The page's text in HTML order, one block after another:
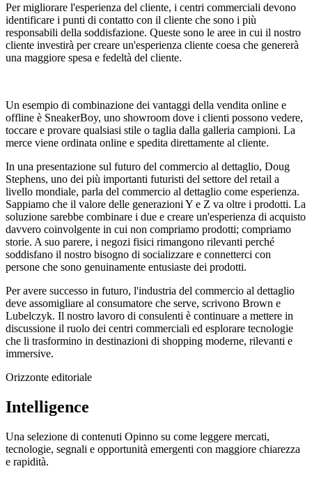
Per migliorare l'esperienza del cliente, i centri commerciali devono
identificare i punti di contatto con il cliente che sono i più
responsabili della soddisfazione. Queste sono le aree in cui il nostro
cliente investirà per creare un'esperienza cliente coesa che genererà
una maggiore spesa e fedeltà del cliente.
Un esempio di combinazione dei vantaggi della vendita online e
offline è SneakerBoy, uno showroom dove i clienti possono vedere,
toccare e provare qualsiasi stile o taglia dalla galleria campioni. La
merce viene ordinata online e spedita direttamente al cliente.
In una presentazione sul futuro del commercio al dettaglio, Doug
Stephens, uno dei più importanti futuristi del settore del retail a
livello mondiale, parla del commercio al dettaglio come esperienza.
Sappiamo che il valore delle generazioni Y e Z va oltre i prodotti. La
soluzione sarebbe combinare i due e creare un'esperienza di acquisto
davvero coinvolgente in cui non compriamo prodotti; compriamo
storie. A suo parere, i negozi fisici rimangono rilevanti perché
soddisfano il nostro bisogno di socializzare e connetterci con
persone che sono genuinamente entusiaste dei prodotti.
Per avere successo in futuro, l'industria del commercio al dettaglio
deve assomigliare al consumatore che serve, scrivono Brown e
Lubelczyk. Il nostro lavoro di consulenti è continuare a mettere in
discussione il ruolo dei centri commerciali ed esplorare tecnologie
che li trasformino in destinazioni di shopping moderne, rilevanti e
immersive.
Orizzonte editoriale
Intelligence
Una selezione di contenuti Opinno su come leggere mercati,
tecnologie, segnali e opportunità emergenti con maggiore chiarezza
e rapidità.